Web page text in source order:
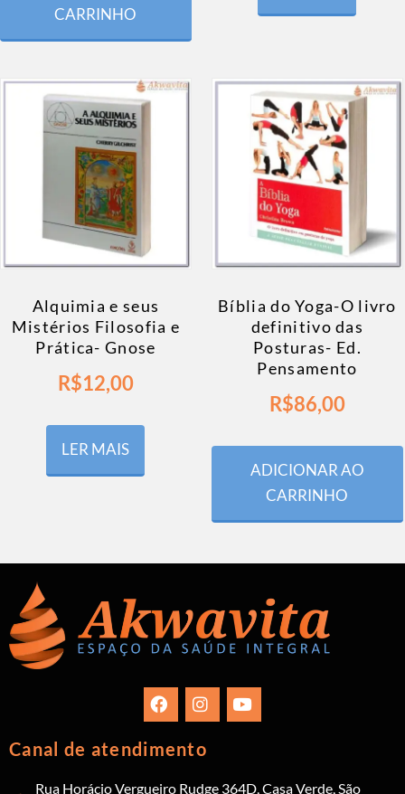
CARRINHO
Alquimia e seus
Mistérios Filosofia e
Prática- Gnose
R$12,00
LER MAIS
Bíblia do Yoga-O livro
definitivo das
Posturas- Ed.
Pensamento
R$86,00
ADICIONAR AO
CARRINHO
Canal de atendimento
Rua Horácio Vergueiro Rudge 364D, Casa Verde, São